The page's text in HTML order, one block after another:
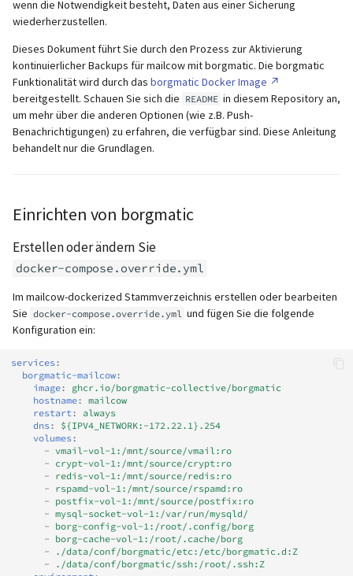
i
i
a
i
i
t
Lokaler MTA auf Docker-Host
Logging
MTA-STS einrichten
Reverse Proxy
unterstützt)
Pangolin (von der
unterstützt)
SafeBrowsing
Logs
Manuelles MySQL-Upgrade
Abgestürzte Aria-Speicher-
Engine wiederherstellen
Erneutes Senden von
Benachrichtigungen
Passwörter zurücksetzen
(inkl. SQL)
Nutzen der neuesten SOGo
Nightly Version
Pushover
Spamfilter
Sub-Adressierung
Tags (für Domains und
Mailboxen)
LDAP
Maximale
Relayhosts
Statistik mit pflogsumm
TLS-
IMAP IDLE-Intervall
Verzögertes Löschen
Plugin)
Mail crypt
Weitere Beispiele mit
Statischer Hauptbenutzer
Rspamd
ClamAV
SOGo
Docker
Autodiscover / Autoconfig
HTTP auf HTTPS umleiten
TLS 1.0 und TLS 1.1 wieder
aktivieren
Aktualisierungen ausführen
Manuelle Konfiguration
SSH-Schlüssel in Ordner
ablegen
Den Container hochfahren
Das Backup Repository
initialisieren
Container neustarten
Backup
Wiederherstellen von
maildir (vollständig)
Wiederherstellen von
maildir (pro Mailbox)
MySQL wiederherstellen
Nach der Wiederherstellung
Nützliche Befehle
Manueller Archivierungslauf
(mit Debugging-Ausgabe)
Auflistung aller verfügbaren
Archive
wenn die Notwendigkeit besteht, Daten aus einer Sicherung
wiederherzustellen.
Dieses Dokument führt Sie durch den Prozess zur Aktivierung
kontinuierlicher Backups für mailcow mit borgmatic. Die borgmatic
Funktionalität wird durch das borgmatic Docker Image
bereitgestellt. Schauen Sie sich die README in diesem Repository an,
um mehr über die anderen Optionen (wie z.B. Push-
Benachrichtigungen) zu erfahren, die verfügbar sind. Diese Anleitung
behandelt nur die Grundlagen.
Einrichten von borgmatic
Erstellen oder ändern Sie
docker-compose.override.yml
Im mailcow-dockerized Stammverzeichnis erstellen oder bearbeiten
Sie docker-compose.override.yml und fügen Sie die folgende
Konfiguration ein:
services:
borgmatic-mailcow:
image:
ghcr.io/borgmatic-collective/borgmatic
hostname: mailcow
restart:
always
dns:
${IPV4_NETWORK:-172.22.1}.254
volumes:
- vmail-vol-1:/mnt/source/vmail:ro
- crypt-vol-1:/mnt/source/crypt:ro
- redis-vol-1:/mnt/source/redis:ro
- rspamd-vol-1:/mnt/source/rspamd:ro
- postfix-vol-1:/mnt/source/postfix:ro
- mysql-socket-vol-1:/var/run/mysqld/
- borg-config-vol-1:/root/.config/borg
- borg-cache-vol-1:/root/.cache/borg
-
./data/conf/borgmatic/etc:/etc/borgmatic.d:Z
-
./data/conf/borgmatic/ssh:/root/.ssh:Z